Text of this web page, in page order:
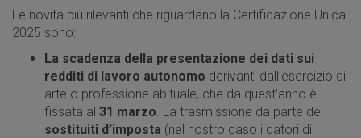
Le novità più rilevanti che riguardano la Certificazione Unica
2025 sono:
La scadenza della presentazione dei dati sui
redditi di lavoro autonomo derivanti dall’esercizio di
arte o professione abituale, che da quest’anno è
fissata al 31 marzo. La trasmissione da parte dei
sostituiti d’imposta (nel nostro caso i datori di